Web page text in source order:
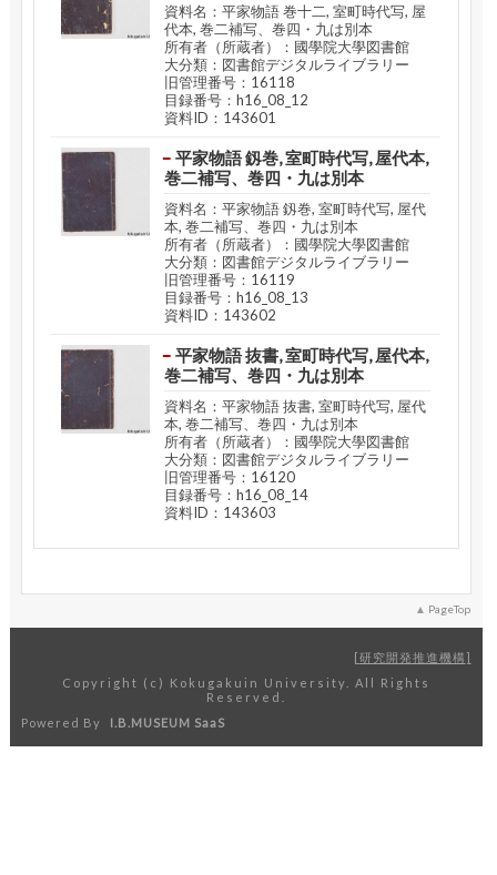
資料名：平家物語 巻十二, 室町時代写, 屋
代本, 巻二補写、巻四・九は別本
所有者（所蔵者）：國學院大學図書館
大分類：図書館デジタルライブラリー
旧管理番号：16118
目録番号：h16_08_12
資料ID：143601
平家物語 釼巻, 室町時代写, 屋代本,
巻二補写、巻四・九は別本
資料名：平家物語 釼巻, 室町時代写, 屋代
本, 巻二補写、巻四・九は別本
所有者（所蔵者）：國學院大學図書館
大分類：図書館デジタルライブラリー
旧管理番号：16119
目録番号：h16_08_13
資料ID：143602
平家物語 抜書, 室町時代写, 屋代本,
巻二補写、巻四・九は別本
資料名：平家物語 抜書, 室町時代写, 屋代
本, 巻二補写、巻四・九は別本
所有者（所蔵者）：國學院大學図書館
大分類：図書館デジタルライブラリー
旧管理番号：16120
目録番号：h16_08_14
資料ID：143603
PageTop
研究開発推進機構
Copyright (c) Kokugakuin University. All Rights
Reserved.
Powered By
I.B.MUSEUM SaaS